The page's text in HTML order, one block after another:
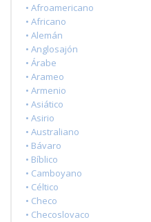
• Afroamericano
• Africano
• Alemán
• Anglosajón
• Árabe
• Arameo
• Armenio
• Asiático
• Asirio
• Australiano
• Bávaro
• Bíblico
• Camboyano
• Céltico
• Checo
• Checoslovaco